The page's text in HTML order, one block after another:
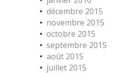
décembre 2015
novembre 2015
octobre 2015
septembre 2015
août 2015
juillet 2015